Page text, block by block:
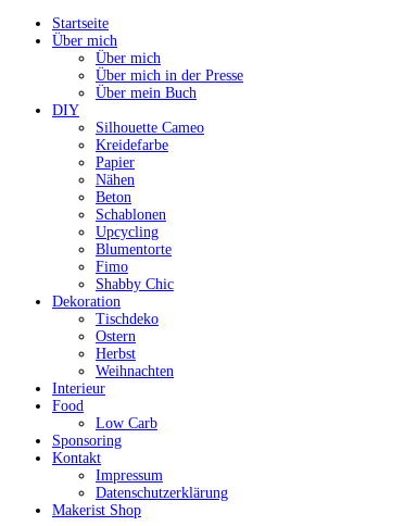
Startseite
Über mich
Über mich
Über mich in der Presse
Über mein Buch
DIY
Silhouette Cameo
Kreidefarbe
Papier
Nähen
Beton
Schablonen
Upcycling
Blumentorte
Fimo
Shabby Chic
Dekoration
Tischdeko
Ostern
Herbst
Weihnachten
Interieur
Food
Low Carb
Sponsoring
Kontakt
Impressum
Datenschutzerklärung
Makerist Shop